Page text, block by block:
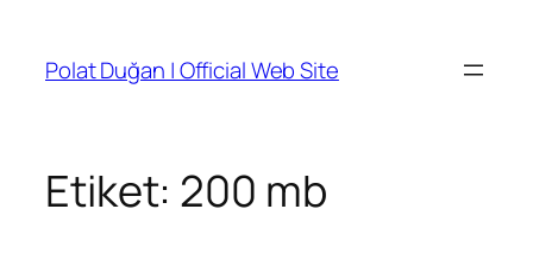
Polat Duğan | Official Web Site
Etiket: 200 mb